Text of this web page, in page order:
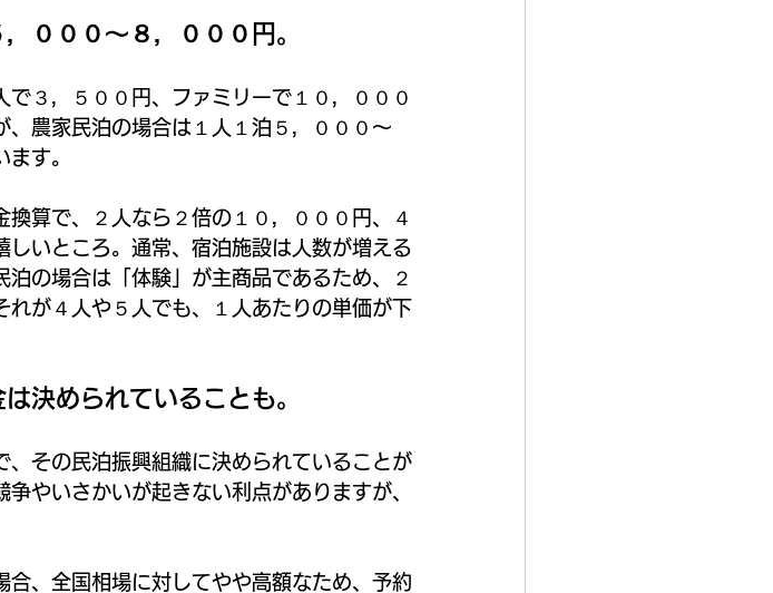
０００～８，０００円。
３，５００円、ファミリーで１０，０００
農家民泊の場合は１人１泊５，０００～
す。
算で、２人なら２倍の１０，０００円、４
いところ。通常、宿泊施設は人数が増える
の場合は「体験」が主商品であるため、２
れが４人や５人でも、１人あたりの単価が下
決められていることも。
その民泊振興組織に決められていることが
やいさかいが起きない利点がありますが、
、全国相場に対してやや高額なため、予約